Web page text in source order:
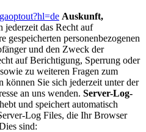
Auskunft,
jederzeit das Recht auf
gespeicherten personenbezogenen
und den Zweck der
auf Berichtigung, Sperrung oder
zu weiteren Fragen zum
können Sie sich jederzeit unter der
an uns wenden. Server-Log-
und speichert automatisch
Log Files, die Ihr Browser
sind: